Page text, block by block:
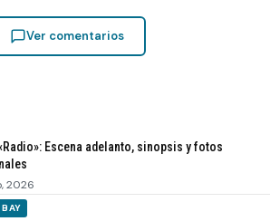
Ver comentarios
Escena adelanto, sinopsis y fotos
2026